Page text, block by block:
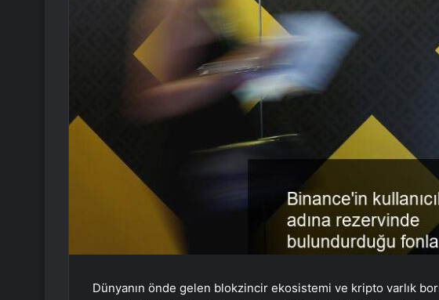
Dünyanın önde gelen blokzincir ekosistemi ve kripto varlık